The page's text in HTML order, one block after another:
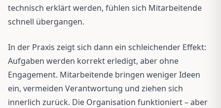
technisch erklärt werden, fühlen sich Mitarbeitende
schnell übergangen.
In der Praxis zeigt sich dann ein schleichender Effekt:
Aufgaben werden korrekt erledigt, aber ohne
Engagement. Mitarbeitende bringen weniger Ideen
ein, vermeiden Verantwortung und ziehen sich
innerlich zurück. Die Organisation funktioniert – aber